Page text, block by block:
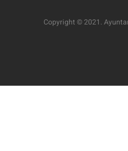
Copyright © 2021.